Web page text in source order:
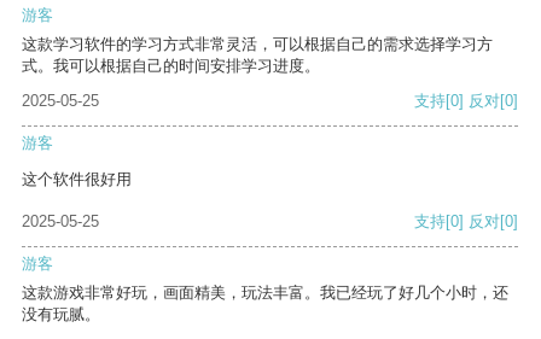
游客
这款学习软件的学习方式非常灵活，可以根据自己的需求选择学习方
式。我可以根据自己的时间安排学习进度。
2025-05-25
支持[0] 反对[0]
游客
这个软件很好用
2025-05-25 支持[0] 反对[0]
游客
这款游戏非常好玩，画面精美，玩法丰富。我已经玩了好几个小时，还
没有玩腻。